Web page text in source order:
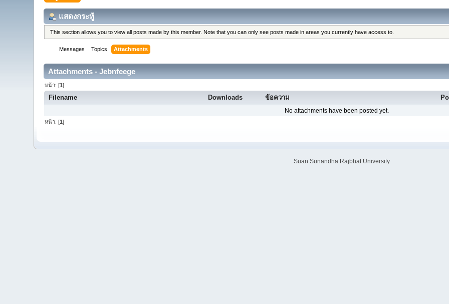
แสดงกระทู้
This section allows you to view all posts made by this member. Note that you can only see posts made in areas you currently have access to.
Messages Topics Attachments
Attachments - Jebnfeege
หน้า: [1]
Filename Downloads ข้อความ
No attachments have been posted yet.
หน้า: [1]
Suan Sunandha Rajbhat University